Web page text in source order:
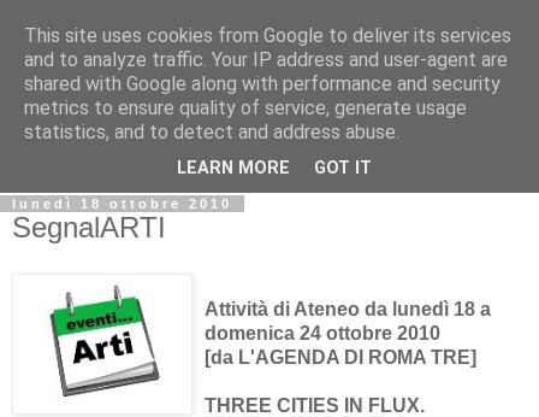
Biblio@rti in
Il Blog della Biblioteca di Area delle arti per condividere
informazioni iniziative incontri
lunedì 18 ottobre 2010
SegnalARTI
Attività di Ateneo da lunedì 18 a
domenica 24 ottobre 2010
[da L'AGENDA DI ROMA TRE]
THREE CITIES IN FLUX.
This site uses cookies from Google to deliver its services
and to analyze traffic. Your IP address and user-agent are
shared with Google along with performance and security
metrics to ensure quality of service, generate usage
statistics, and to detect and address abuse.
LEARN MORE GOT IT